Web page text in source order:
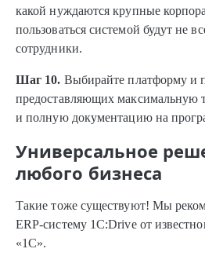
какой нуждаются крупные
пользоваться системой будут не
сотрудники.
Шаг 10. Выбирайте платформу и
предоставляющих максимальную
и полную документацию на
Универсальное
любого бизнеса
Такие тоже существуют! Мы
ERP-систему 1C:Drive от
«1С».